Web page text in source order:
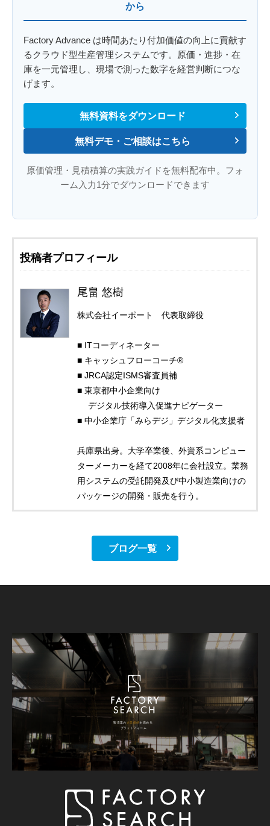
から
Factory Advance は時間あたり付加価値の向上に貢献す
るクラウド型生産管理システムです。原価・進捗・在
庫を一元管理し、現場で測った数字を経営判断につな
げます。
無料資料をダウンロード
無料デモ・ご相談はこちら
原価管理・見積積算の実践ガイドを無料配布中。フォ
ーム入力1分でダウンロードできます
投稿者プロフィール
尾畠 悠樹
株式会社イーポート 代表取締役
■ ITコーディネーター
■ キャッシュフローコーチ®
■ JRCA認定ISMS審査員補
■ 東京都中小企業向け
デジタル技術導入促進ナビゲーター
■ 中小企業庁「みらデジ」デジタル化支援者
兵庫県出身。大学卒業後、外資系コンピュー
ターメーカーを経て2008年に会社設立。業務
用システムの受託開発及び中小製造業向けの
パッケージの開発・販売を行う。
ブログ一覧